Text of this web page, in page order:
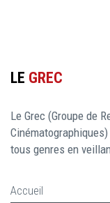
LE GREC
Le Grec (Groupe de
tous genres en
Accueil